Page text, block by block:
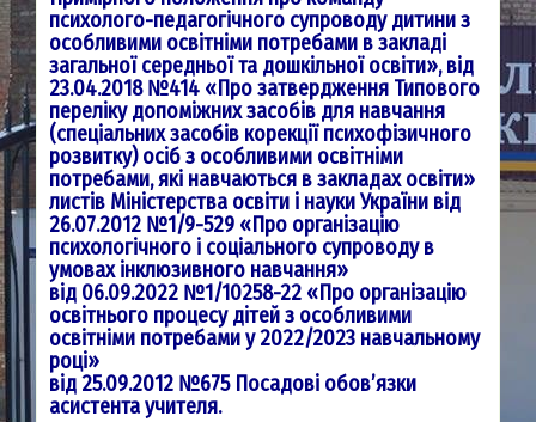
психолого-педагогічного супроводу дитини з
особливими освітніми потребами в закладі
загальної середньої та дошкільної освіти»,від
23.04.2018 №414 «Про затвердження Типового
переліку допоміжних засобів для навчання
(спеціальних засобів корекції психофізичного
розвитку) осіб з особливими освітніми
потребами, які навчаються в закладах освіти»
листів Міністерства освіти і науки України від
26.07.2012 №1/9-529 «Про організацію
психологічного і соціального супроводу в
умовах інклюзивного навчання»
від 06.09.2022 №1/10258-22 «Про організацію
освітнього процесу дітей з особливими
освітніми потребами у 2022/2023 навчальному
році»
від 25.09.2012 №675 Посадові обов’язки
асистента учителя.